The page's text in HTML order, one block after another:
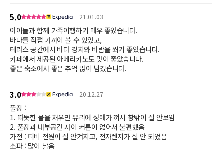
5.0 21.01.03
아이들과 함께 가족여행하기 매우 좋았습니다.
바다를 직접 가까이 볼 수 있었고,
테라스 공간에서 바다 경치와 바람을 쐬기 좋았습니다.
카페에서 제공된 아메리카노도 맛이 좋았습니다.
좋은 숙소에서 좋은 추억 많이 남겼습니다.
3.0 20.12.27
풀장 :
1. 따뜻한 물을 채우면 유리에 성애가 껴서 창밖이 잘 안보임
2. 풀장과 내부공간 사이 커튼이 없어서 불편했음
가전 : 티비 전원이 잘 안켜지고, 전자렌지가 잘 안 되었음
소파 : 많이 낡음